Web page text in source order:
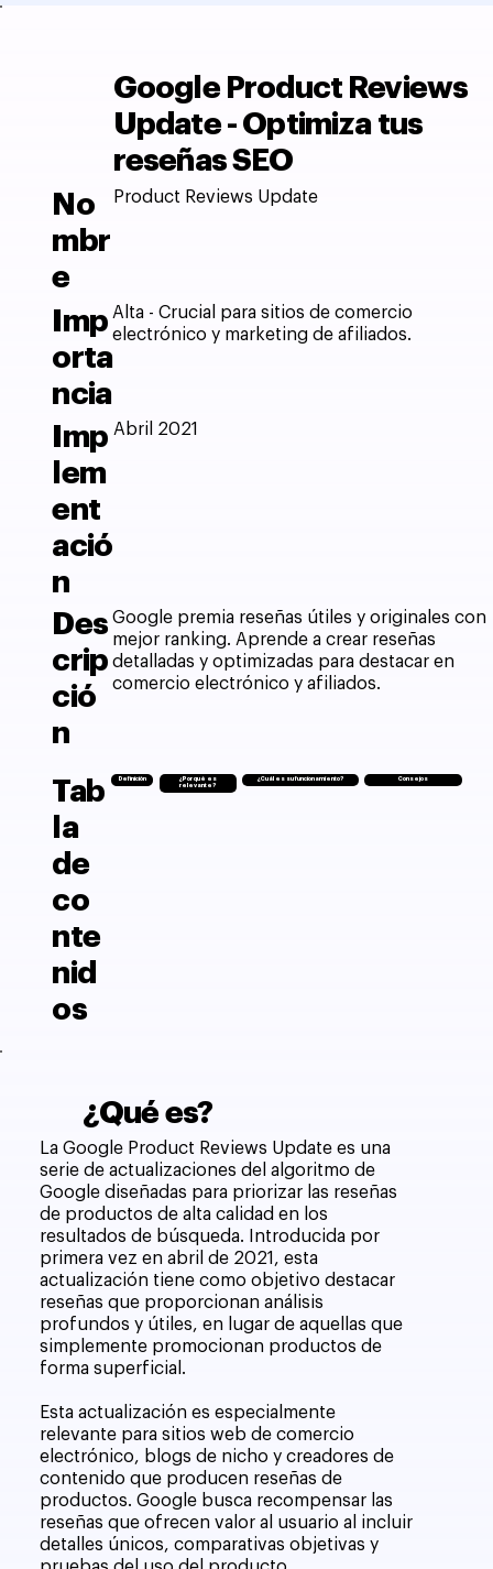
Google Product Reviews
Update - Optimiza tus
reseñas SEO
No
mbr
e
Product Reviews Update
Imp
orta
ncia
Alta - Crucial para sitios de comercio
electrónico y marketing de afiliados.
Imp
lem
ent
ació
n
Abril 2021
Des
crip
ció
n
Google premia reseñas útiles y originales con
mejor ranking. Aprende a crear reseñas
detalladas y optimizadas para destacar en
comercio electrónico y afiliados.
Tab
la
de
co
nte
nid
os
Definición
¿Por qué es
relevante?
¿Cuál es su funcionamiento? Consejos
¿Qué es?
La Google Product Reviews Update es una
serie de actualizaciones del algoritmo de
Google diseñadas para priorizar las reseñas
de productos de alta calidad en los
resultados de búsqueda. Introducida por
primera vez en abril de 2021, esta
actualización tiene como objetivo destacar
reseñas que proporcionan análisis
profundos y útiles, en lugar de aquellas que
simplemente promocionan productos de
forma superficial.
Esta actualización es especialmente
relevante para sitios web de comercio
electrónico, blogs de nicho y creadores de
contenido que producen reseñas de
productos. Google busca recompensar las
reseñas que ofrecen valor al usuario al incluir
detalles únicos, comparativas objetivas y